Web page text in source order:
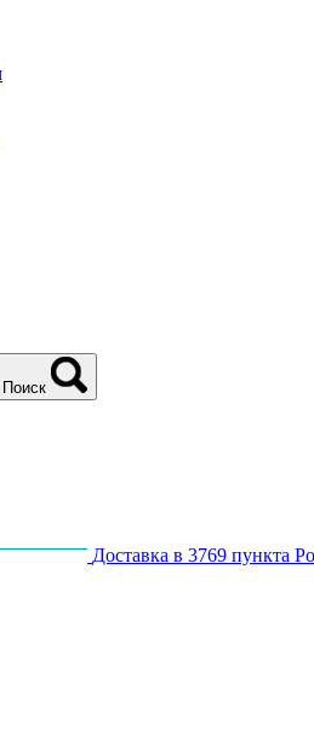
Поиск
Доставка в 3769 пункта